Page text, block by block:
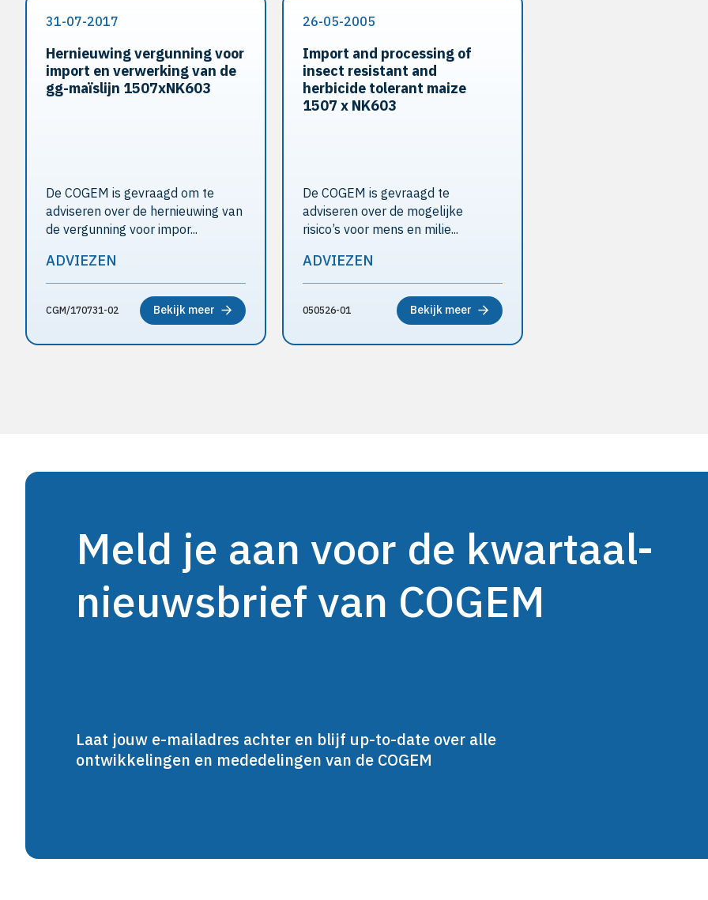
31-07-2017
Hernieuwing vergunning voor
import en verwerking van de
gg-maïslijn 1507xNK603
De COGEM is gevraagd om te
adviseren over de hernieuwing van
de vergunning voor impor...
ADVIEZEN
CGM/170731-02 Bekijk meer
26-05-2005
Import and processing of
insect resistant and
herbicide tolerant maize
1507 x NK603
De COGEM is gevraagd te
adviseren over de mogelijke
risico’s voor mens en milie...
ADVIEZEN
050526-01 Bekijk meer
Meld je aan voor de kwartaal-
nieuwsbrief van COGEM
Laat jouw e-mailadres achter en blijf up-to-date over alle
ontwikkelingen en mededelingen van de COGEM